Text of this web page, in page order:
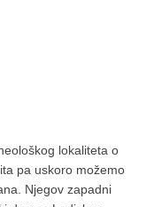
lokaliteta o
pa uskoro možemo
Njegov zapadni